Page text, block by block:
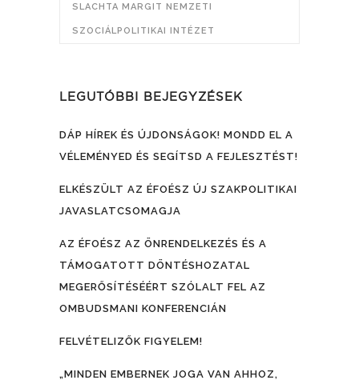
SLACHTA MARGIT NEMZETI
SZOCIÁLPOLITIKAI INTÉZET
LEGUTÓBBI BEJEGYZÉSEK
DÁP HÍREK ÉS ÚJDONSÁGOK! MONDD EL A
VÉLEMÉNYED ÉS SEGÍTSD A FEJLESZTÉST!
ELKÉSZÜLT AZ ÉFOÉSZ ÚJ SZAKPOLITIKAI
JAVASLATCSOMAGJA
AZ ÉFOÉSZ AZ ÖNRENDELKEZÉS ÉS A
TÁMOGATOTT DÖNTÉSHOZATAL
MEGERŐSÍTÉSÉÉRT SZÓLALT FEL AZ
OMBUDSMANI KONFERENCIÁN
FELVÉTELIZŐK FIGYELEM!
„MINDEN EMBERNEK JOGA VAN AHHOZ,